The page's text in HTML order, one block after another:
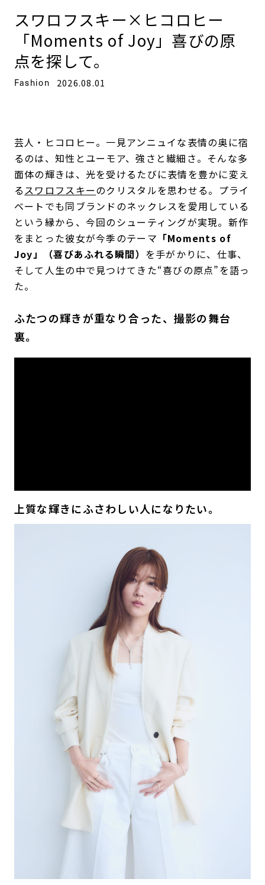
スワロフスキー×ヒコロヒー
「Moments of Joy」喜びの原
点を探して。
Fashion 2026.08.01
芸人・ヒコロヒー。一見アンニュイな表情の奥に宿
るのは、知性とユーモア、強さと繊細さ。そんな多
面体の輝きは、光を受けるたびに表情を豊かに変え
るスワロフスキーのクリスタルを思わせる。プライ
ベートでも同ブランドのネックレスを愛用している
という縁から、今回のシューティングが実現。新作
をまとった彼女が今季のテーマ 「Moments of
Joy」（喜びあふれる瞬間） を手がかりに、仕事、
そして人生の中で見つけてきた“喜びの原点”を語っ
た。
ふたつの輝きが重なり合った、撮影の舞台
裏。
上質な輝きにふさわしい人になりたい。